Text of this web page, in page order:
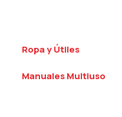
Ropa y Útiles
Manuales Multiuso